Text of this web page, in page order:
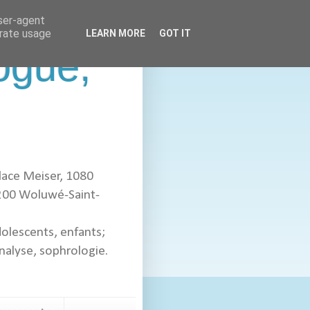
Meiser, 1080
Woluwé-Saint-
enfants;
sophrologie.
agent
usage
LEARN MORE GOT IT